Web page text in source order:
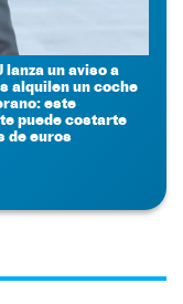
lanza un aviso a
alquilen un coche
este
puede costarte
de euros